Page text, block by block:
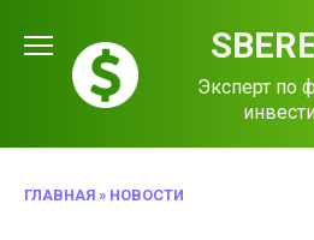
содержанию
Эксперт по
ГЛАВНАЯ » НОВОСТИ